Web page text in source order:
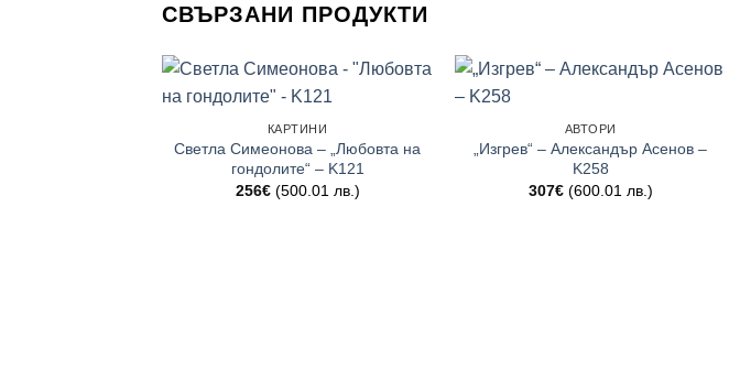
СВЪРЗАНИ ПРОДУКТИ
КАРТИНИ
Светла Симеонова – „Любовта на
гондолите“ – K121
256€ (500.01 лв.)
АВТОРИ
„Изгрев“ – Александър Асенов –
K258
307€ (600.01 лв.)